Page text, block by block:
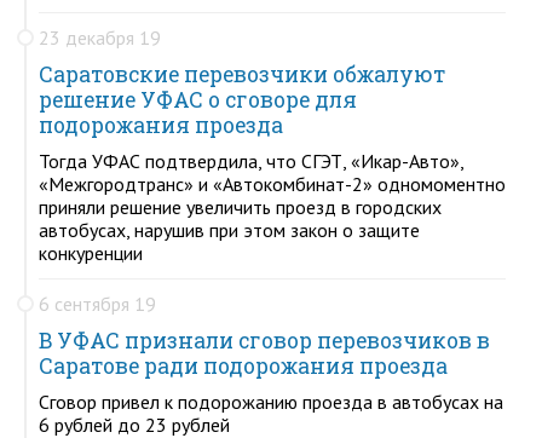
23 декабря 19
Саратовские перевозчики обжалуют
решение УФАС о сговоре для
подорожания проезда
Тогда УФАС подтвердила, что СГЭТ, «Икар-Авто»,
«Межгородтранс» и «Автокомбинат-2» одномоментно
приняли решение увеличить проезд в городских
автобусах, нарушив при этом закон о защите
конкуренции
6 сентября 19
В УФАС признали сговор перевозчиков в
Саратове ради подорожания проезда
Сговор привел к подорожанию проезда в автобусах на
6 рублей до 23 рублей